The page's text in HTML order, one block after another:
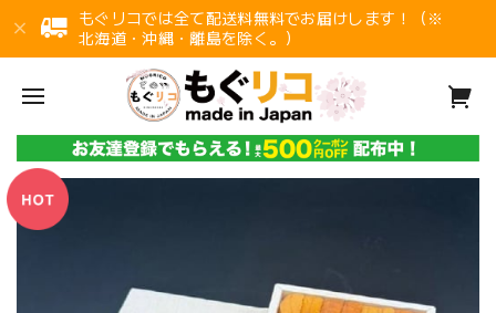
もぐリコでは全て配送料無料でお届けします！（※
北海道・沖縄・離島を除く。）